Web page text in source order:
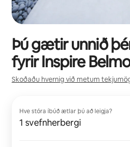
Þú gætir unnið
fyrirInspire
Skoðaðu hvernig við metum
Hve stóra íbúð ætlar þú að leigja?
1 svefnherbergi